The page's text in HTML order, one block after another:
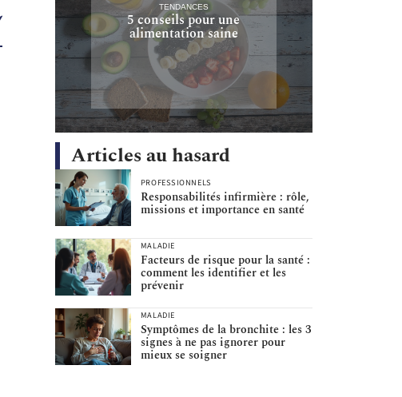
TENDANCES
5 conseils pour une
alimentation saine
Articles au hasard
PROFESSIONNELS
Responsabilités infirmière : rôle,
missions et importance en santé
MALADIE
Facteurs de risque pour la santé :
comment les identifier et les
prévenir
MALADIE
Symptômes de la bronchite : les 3
signes à ne pas ignorer pour
mieux se soigner